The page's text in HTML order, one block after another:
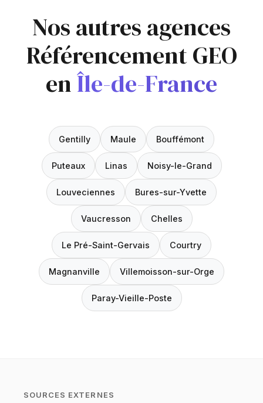
Nos autres agences
Référencement GEO
enÎle-de-France
Gentilly Maule Bouffémont
Puteaux Linas Noisy-le-Grand
Louveciennes Bures-sur-Yvette
Vaucresson Chelles
Le Pré-Saint-Gervais Courtry
Magnanville Villemoisson-sur-Orge
Paray-Vieille-Poste
SOURCES EXTERNES